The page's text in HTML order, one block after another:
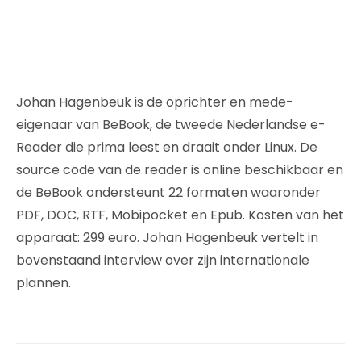
Johan Hagenbeuk is de oprichter en mede-
eigenaar van BeBook, de tweede Nederlandse e-
Reader die prima leest en draait onder Linux. De
source code van de reader is online beschikbaar en
de BeBook ondersteunt 22 formaten waaronder
PDF, DOC, RTF, Mobipocket en Epub. Kosten van het
apparaat: 299 euro. Johan Hagenbeuk vertelt in
bovenstaand interview over zijn internationale
plannen.